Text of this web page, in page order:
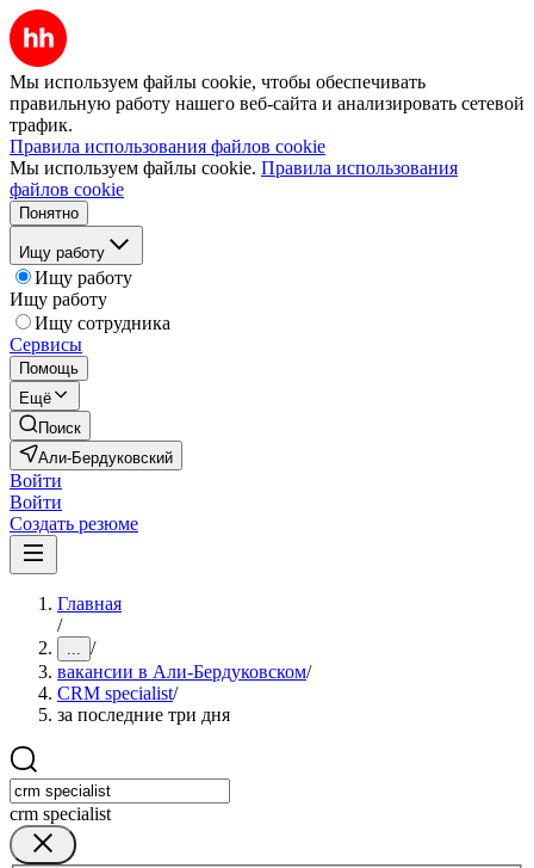
Мы используем файлы cookie, чтобы обеспечивать
правильную работу нашего веб-сайта и анализировать сетевой
трафик.
Правила использования файлов cookie
Мы используем файлы cookie. Правила использования
файлов cookie
Понятно
Ищу работу
Ищу работу
Ищу работу
Ищу сотрудника
Сервисы
Помощь
Ещё
Поиск
Али-Бердуковский
Войти
Войти
Создать резюме
Главная
/
... /
вакансии в Али-Бердуковском/
CRM specialist/
за последние три дня
crm specialist